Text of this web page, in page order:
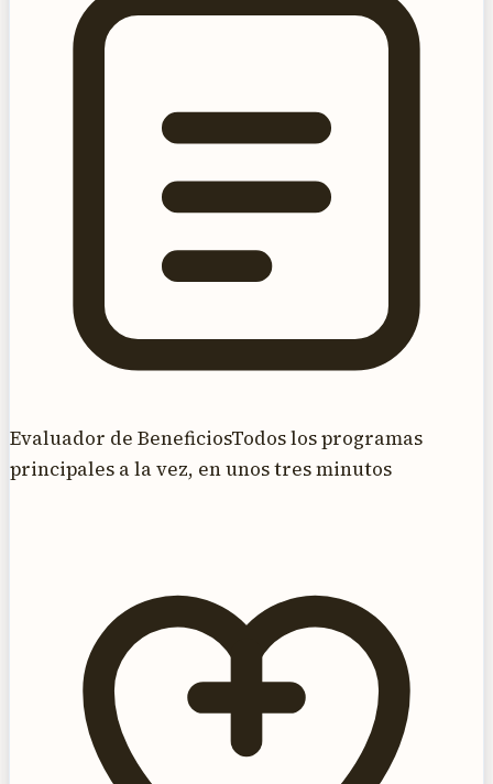
Evaluador de BeneficiosTodos los programas
principales a la vez, en unos tres minutos